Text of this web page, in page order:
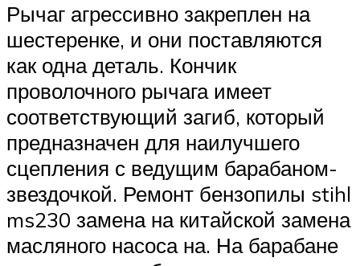
Рычаг агрессивно закреплен на
шестеренке, и они поставляются
как одна деталь. Кончик
проволочного рычага имеет
соответствующий загиб, который
предназначен для наилучшего
сцепления с ведущим барабаном-
звездочкой. Ремонт бензопилы stihl
ms230 замена на китайской замена
масляного насоса на. На барабане